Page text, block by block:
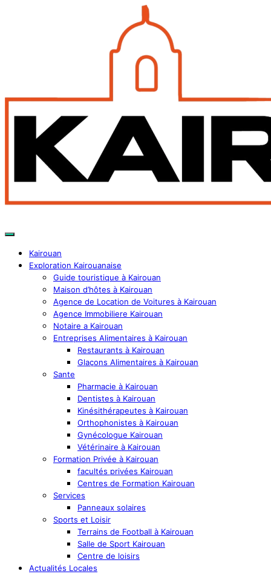
Kairouan
Exploration Kairouanaise
Guide touristique à Kairouan
Maison d’hôtes à Kairouan
Agence de Location de Voitures à Kairouan
Agence Immobiliere Kairouan
Notaire a Kairouan
Entreprises Alimentaires à Kairouan
Restaurants à Kairouan
Glaçons Alimentaires à Kairouan
Sante
Pharmacie à Kairouan
Dentistes à Kairouan
Kinésithérapeutes à Kairouan
Orthophonistes à Kairouan
Gynécologue Kairouan
Vétérinaire à Kairouan
Formation Privée à Kairouan
facultés privées Kairouan
Centres de Formation Kairouan
Services
Panneaux solaires
Sports et Loisir
Terrains de Football à Kairouan
Salle de Sport Kairouan
Centre de loisirs
Actualités Locales